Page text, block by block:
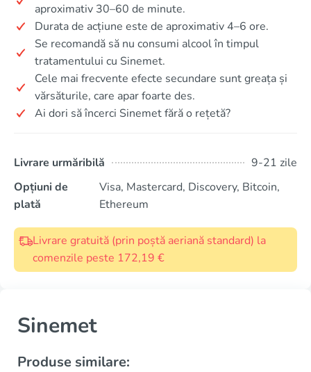
aproximativ 30–60 de minute.
Durata de acțiune este de aproximativ 4–6 ore.
Se recomandă să nu consumi alcool în timpul
tratamentului cu Sinemet.
Cele mai frecvente efecte secundare sunt greața și
vărsăturile, care apar foarte des.
Ai dori să încerci Sinemet fără o rețetă?
Livrare urmăribilă
9-21 zile
Opțiuni de
plată
Visa, Mastercard, Discovery, Bitcoin,
Ethereum
Livrare gratuită (prin poștă aeriană standard) la
comenzile peste 172,19 €
Sinemet
Produse similare: